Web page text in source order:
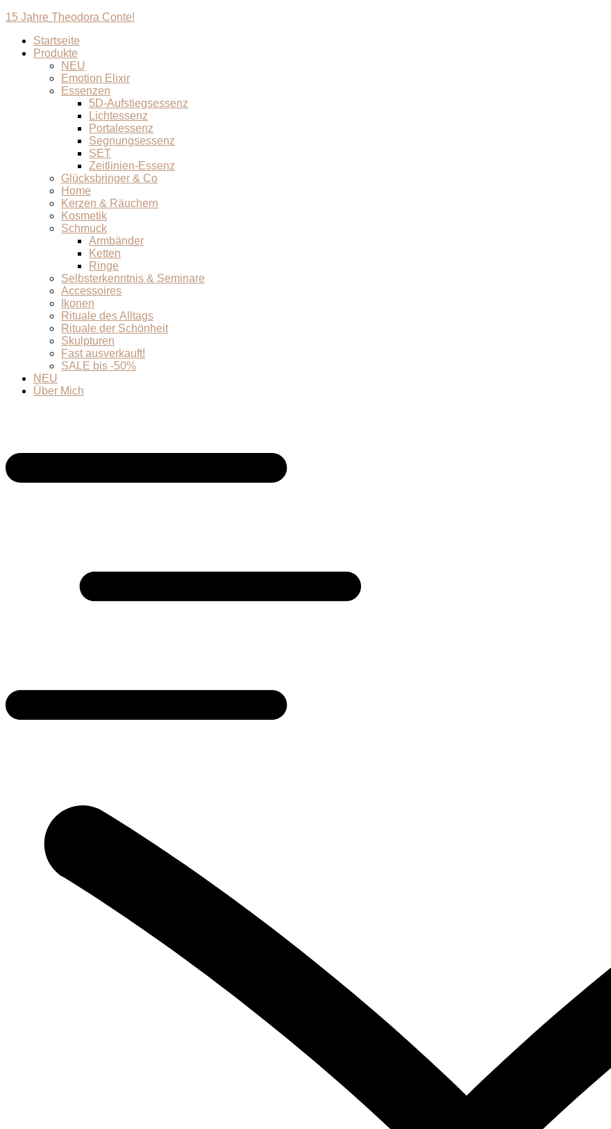
15 Jahre Theodora Conte!
Startseite
Produkte
NEU
Emotion Elixir
Essenzen
5D-Aufstiegsessenz
Lichtessenz
Portalessenz
Segnungsessenz
SET
Zeitlinien-Essenz
Glücksbringer & Co
Home
Kerzen & Räuchern
Kosmetik
Schmuck
Armbänder
Ketten
Ringe
Selbsterkenntnis & Seminare
Accessoires
Ikonen
Rituale des Alltags
Rituale der Schönheit
Skulpturen
Fast ausverkauft!
SALE bis -50%
NEU
Über Mich